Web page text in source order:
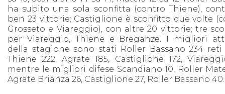
ha subito una sola sconfitta (contro Thiene),
ben 23 vittorie; Castiglione è sconfitto due volte
Grosseto e Viareggio), con altre 20 vittorie; tre
per Viareggio, Thiene e Breganze. I migliori
della stagione sono stati Roller Bassano 234 reti
Thiene 222, Agrate 185, Castiglione 172,
mentre le migliori difese Scandiano 10, Roller
Agrate Brianza 26, Castiglione 27, Roller Bassano 40.